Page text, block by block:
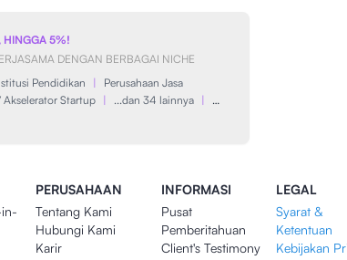
HINGGA 5%!
DENGAN BERBAGAI NICHE
Pendidikan |
Perusahaan Jasa
Startup | ...dan 34 lainnya |
…
in-
PERUSAHAAN
Tentang Kami
Hubungi Kami
Karir
INFORMASI
Pusat
Pemberitahuan
Client's Testimony
LEGAL
Syarat &
Ketentuan
Kebijakan